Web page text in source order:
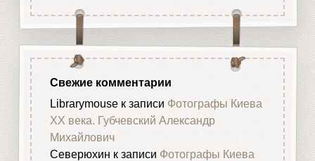
Свежие комментарии
Librarymouseк записи Фотографы Киева
XX века. Губчевский Александр
Михайлович
Северюхин к записи Фотографы Киева